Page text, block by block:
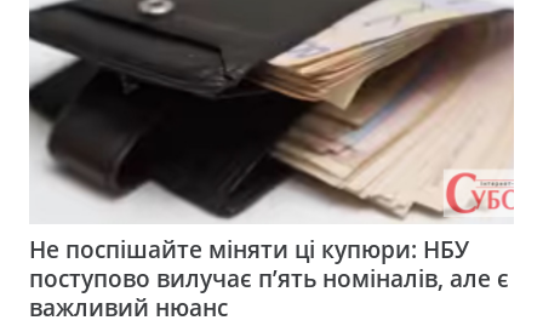
Не поспішайте міняти ці купюри: НБУ
поступово вилучає п’ять номіналів, але є
важливий нюанс